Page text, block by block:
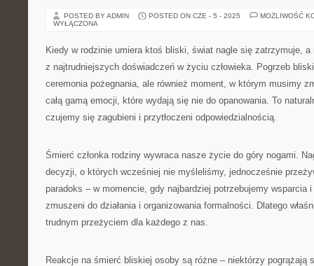
POSTED BY ADMIN POSTED ON CZE - 5 - 2025
MOŻLIWOŚĆ
WYŁĄCZONA
Kiedy w rodzinie umiera ktoś bliski, świat nagle się zatrzymuje,
z najtrudniejszych doświadczeń w życiu człowieka. Pogrzeb
ceremonia pożegnania, ale również moment, w którym musimy
całą gamą emocji, które wydają się nie do opanowania. To
czujemy się zagubieni i przytłoczeni odpowiedzialnością.
Śmierć członka rodziny wywraca nasze życie do góry nogami.
decyzji, o których wcześniej nie myśleliśmy, jednocześnie
paradoks – w momencie, gdy najbardziej potrzebujemy wsparcia
zmuszeni do działania i organizowania formalności. Dlatego
trudnym przeżyciem dla każdego z nas.
Reakcje na śmierć bliskiej osoby są różne – niektórzy pogrążają